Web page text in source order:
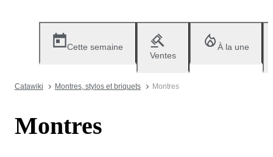
Cette semaine
Ventes
À la une
Catawiki Montres, stylos et briquets Montres
Montres